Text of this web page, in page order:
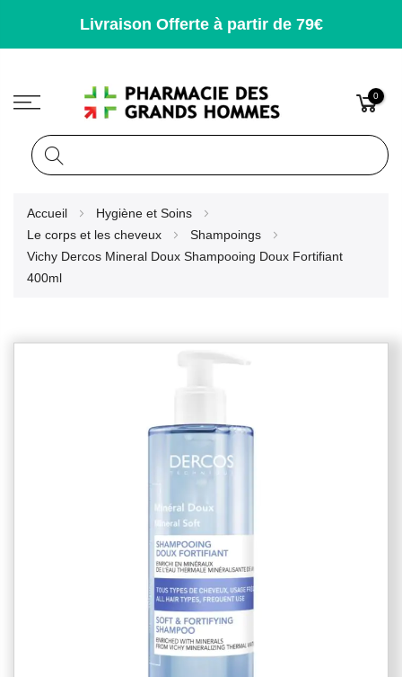
Livraison Offerte à partir de 79€
0
Accueil
Hygiène et Soins
Le corps et les cheveux
Shampoings
Vichy Dercos Mineral Doux Shampooing Doux Fortifiant
400ml